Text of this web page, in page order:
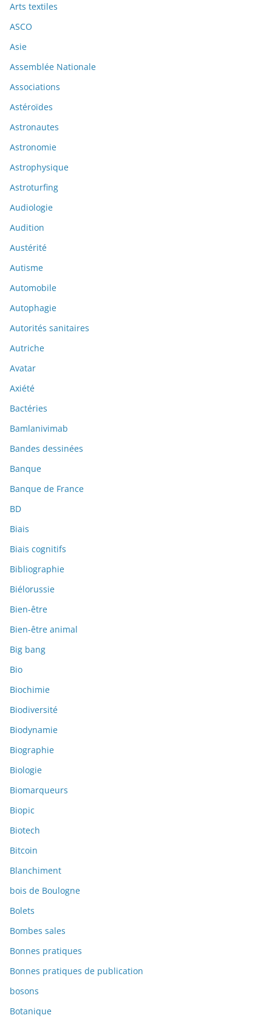
Arts textiles
ASCO
Asie
Assemblée Nationale
Associations
Astéroïdes
Astronautes
Astronomie
Astrophysique
Astroturfing
Audiologie
Audition
Austérité
Autisme
Automobile
Autophagie
Autorités sanitaires
Autriche
Avatar
Axiété
Bactéries
Bamlanivimab
Bandes dessinées
Banque
Banque de France
BD
Biais
Biais cognitifs
Bibliographie
Biélorussie
Bien-être
Bien-être animal
Big bang
Bio
Biochimie
Biodiversité
Biodynamie
Biographie
Biologie
Biomarqueurs
Biopic
Biotech
Bitcoin
Blanchiment
bois de Boulogne
Bolets
Bombes sales
Bonnes pratiques
Bonnes pratiques de publication
bosons
Botanique